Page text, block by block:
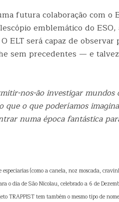
futura colaboração com o
emblemático do
ELT será capaz de
sem precedentes — e
nos-ão investigar
o que poderíamos
numa época fantástica
especiarias (como a canela, noz moscada,
o dia de São Nicolau, celebrado a 6 de
TRAPPIST tem também o mesmo tipo de